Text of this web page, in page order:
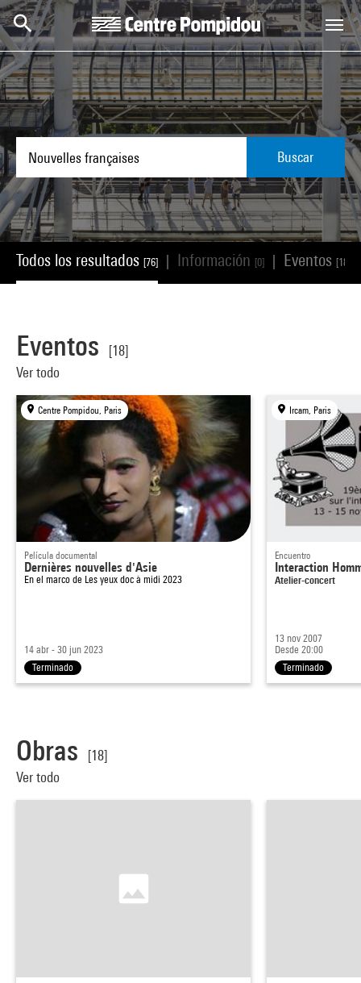
Skip to main content
Centre Pompidou
Buscar
Todos los resultados [76] Información [0] Eventos [18]
Eventos
[18]
Ver todo
Centre Pompidou, Paris
Película documental
Dernières nouvelles d'Asie
En el marco de Les yeux doc à midi 2023
14 abr - 30 jun 2023
Terminado
Ircam, Paris
Encuentro
Interaction
Atelier-concert
13 nov 2007
Desde 20:00
Terminado
Obras
[18]
Ver todo